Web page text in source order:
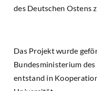
des Deutschen Ostens
Das Projekt wurde
Bundesministerium
entstand in